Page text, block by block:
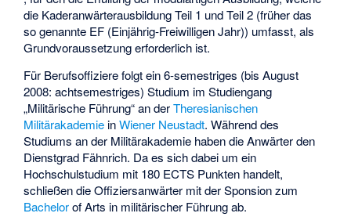
die Kaderanwärterausbildung Teil 1 und Teil 2 (früher das
so genannte EF (Einjährig-Freiwilligen Jahr)) umfasst, als
Grundvoraussetzung erforderlich ist.
Für Berufsoffiziere folgt ein 6-semestriges (bis August
2008: achtsemestriges) Studium im Studiengang
„Militärische Führung“ an derTheresianischen
Militärakademie inWiener Neustadt. Während des
Studiums an der Militärakademie haben die Anwärter den
Dienstgrad Fähnrich. Da es sich dabei um ein
Hochschulstudium mit 180 ECTS Punkten handelt,
schließen die Offiziersanwärter mit der Sponsion zum
Bachelorof Arts in militärischer Führung ab.